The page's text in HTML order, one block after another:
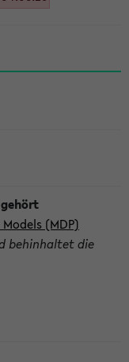
(MDP)
behinhaltet die